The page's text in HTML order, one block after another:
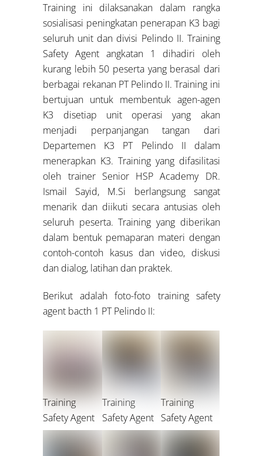
Training ini dilaksanakan dalam rangka
sosialisasi peningkatan penerapan K3 bagi
seluruh unit dan divisi Pelindo II. Training
Safety Agent angkatan 1 dihadiri oleh
kurang lebih 50 peserta yang berasal dari
berbagai rekanan PT Pelindo II. Training ini
bertujuan untuk membentuk agen-agen
K3 disetiap unit operasi yang akan
menjadi perpanjangan tangan dari
Departemen K3 PT Pelindo II dalam
menerapkan K3. Training yang difasilitasi
oleh trainer Senior HSP Academy DR.
Ismail Sayid, M.Si berlangsung sangat
menarik dan diikuti secara antusias oleh
seluruh peserta. Training yang diberikan
dalam bentuk pemaparan materi dengan
contoh-contoh kasus dan video, diskusi
dan dialog, latihan dan praktek.
Berikut adalah foto-foto training safety
agent bacth 1 PT Pelindo II:
Training
Safety Agent
Training
Safety Agent
Training
Safety Agent